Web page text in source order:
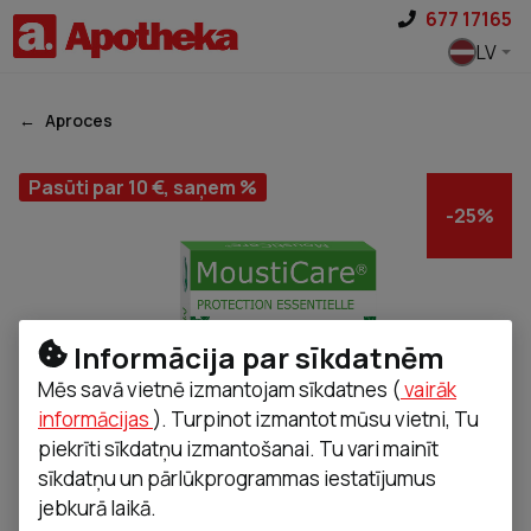
677 17165
LV
Aproces
Pasūti par 10 €, saņem %
-25%
Informācija par sīkdatnēm
Mēs savā vietnē izmantojam sīkdatnes (vairāk
informācijas ). Turpinot izmantot mūsu vietni, Tu
piekrīti sīkdatņu izmantošanai. Tu vari mainīt
sīkdatņu un pārlūkprogrammas iestatījumus
jebkurā laikā.